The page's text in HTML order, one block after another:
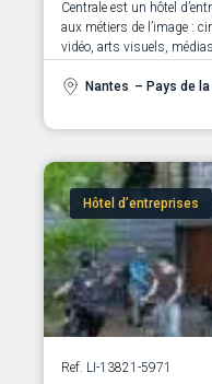
Centrale est un hôtel
aux métiers de l’image :
Nantes – Pays de la
Hôtel d’entreprises
Ref. LI-13821-5971